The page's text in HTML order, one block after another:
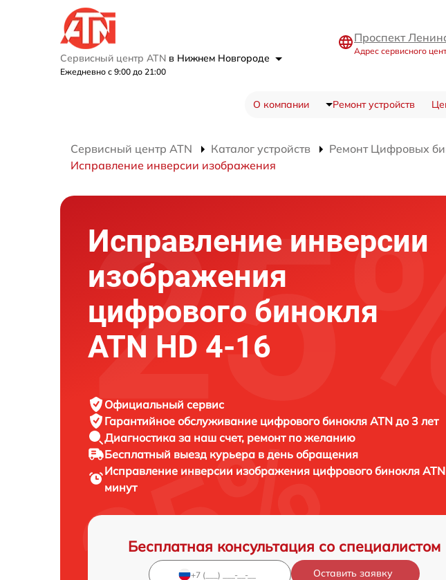
Сервисный центр ATN в Нижнем Новгороде
Ежедневно с 9:00 до 21:00
Проспект
Адрес сервисного
О компании Ремонт устройств
Сервисный центр ATN Каталог устройств Ремонт Цифровых
Исправление инверсии изображения
Исправление инверсии
изображения
цифрового бинокля
ATN HD 4-16
Официальный сервис
Гарантийное обслуживание цифрового бинокля ATN до 3 лет
Диагностика за наш счет, ремонт по желанию
Бесплатный выезд курьера в день обращения
Исправление инверсии изображения цифрового бинокля
минут
Бесплатная консультация со специалистом
Оставить заявку